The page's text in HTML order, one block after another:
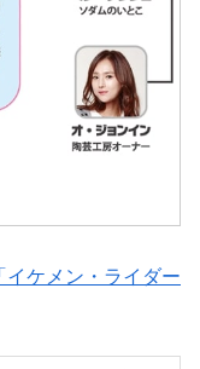
ケメン・ライダー